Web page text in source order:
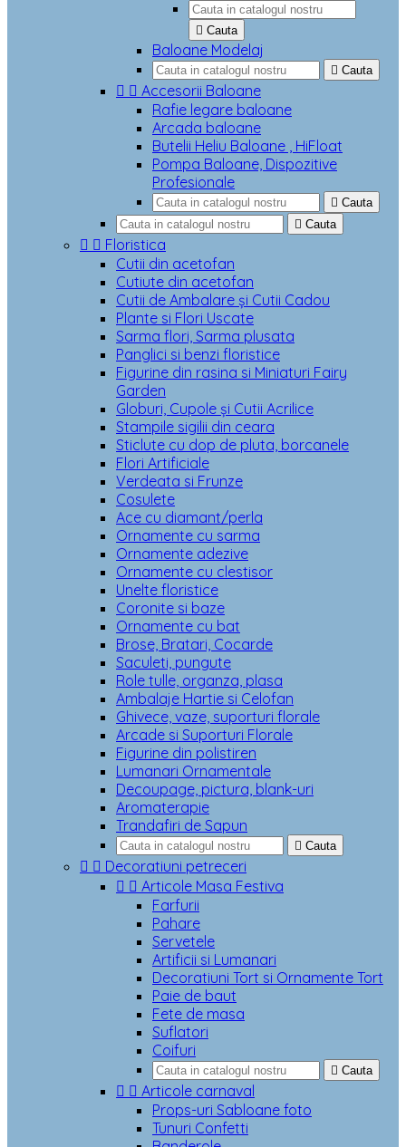
 Cauta
Baloane Modelaj
 Cauta
  Accesorii Baloane
Rafie legare baloane
Arcada baloane
Butelii Heliu Baloane , HiFloat
Pompa Baloane, Dispozitive
Profesionale
 Cauta
 Cauta
  Floristica
Cutii din acetofan
Cutiute din acetofan
Cutii de Ambalare și Cutii Cadou
Plante si Flori Uscate
Sarma flori, Sarma plusata
Panglici si benzi floristice
Figurine din rasina si Miniaturi Fairy
Garden
Globuri, Cupole și Cutii Acrilice
Stampile sigilii din ceara
Sticlute cu dop de pluta, borcanele
Flori Artificiale
Verdeata si Frunze
Cosulete
Ace cu diamant/perla
Ornamente cu sarma
Ornamente adezive
Ornamente cu clestisor
Unelte floristice
Coronite si baze
Ornamente cu bat
Brose, Bratari, Cocarde
Saculeti, pungute
Role tulle, organza, plasa
Ambalaje Hartie si Celofan
Ghivece, vaze, suporturi florale
Arcade si Suporturi Florale
Figurine din polistiren
Lumanari Ornamentale
Decoupage, pictura, blank-uri
Aromaterapie
Trandafiri de Sapun
 Cauta
  Decoratiuni petreceri
  Articole Masa Festiva
Farfurii
Pahare
Servetele
Artificii si Lumanari
Decoratiuni Tort si Ornamente Tort
Paie de baut
Fete de masa
Suflatori
Coifuri
 Cauta
  Articole carnaval
Props-uri Sabloane foto
Tunuri Confetti